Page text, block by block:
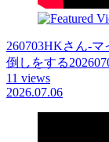
260703HKさん-
倒しをする
11 views
2026.07.06